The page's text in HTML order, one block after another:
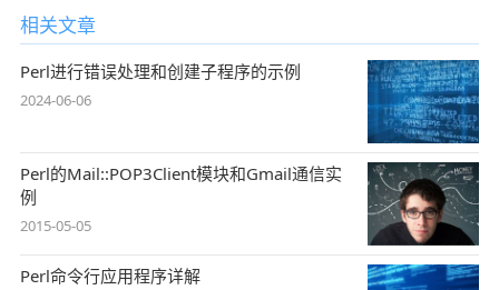
相关文章
Perl进行错误处理和创建子程序的示例
2024-06-06
Perl的Mail::POP3Client模块和Gmail通信实
例
2015-05-05
Perl命令行应用程序详解